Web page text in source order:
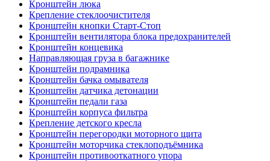
Кронштейн люка
Крепление стеклоочистителя
Кронштейн кнопки Старт-Стоп
Кронштейн вентилятора блока предохранителей
Кронштейн концевика
Направляющая груза в багажнике
Кронштейн подрамника
Кронштейн бачка омывателя
Кронштейн датчика детонации
Кронштейн педали газа
Кронштейн корпуса фильтра
Крепление детского кресла
Кронштейн перегородки моторного щита
Кронштейн моторчика стеклоподъёмника
Кронштейн противооткатного упора